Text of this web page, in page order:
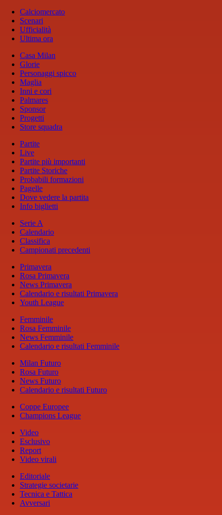
Calciomercato
Scenari
Ufficialità
Ultima ora
Casa Milan
Glorie
Personaggi spicco
Maglia
Inni e cori
Palmares
Sponsor
Progetti
Store squadra
Partite
Live
Partite più importanti
Partite Storiche
Probabili formazioni
Pagelle
Dove vedere la partita
Info biglietti
Serie A
Calendario
Classifica
Campionati precedenti
Primavera
Rosa Primavera
News Primavera
Calendario e risultati Primavera
Youth League
Femminile
Rosa Femminile
News Femminile
Calendario e risultati Femminile
Milan Futuro
Rosa Futuro
News Futuro
Calendario e risultati Futuro
Coppe Europee
Champions League
Video
Esclusivo
Report
Video virali
Editoriale
Strategie societarie
Tecnica e Tattica
Avversari